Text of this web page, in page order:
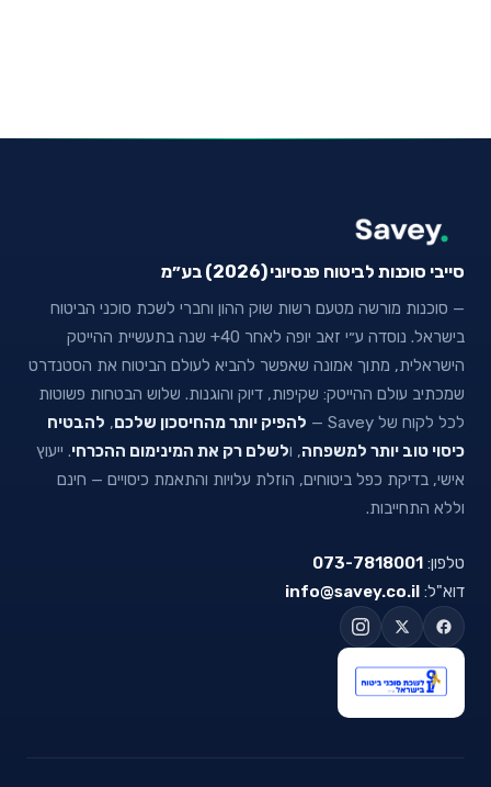
סייבי סוכנות לביטוח פנסיוני (2026) בע״מ
— סוכנות מורשה מטעם רשות שוק ההון וחברי לשכת סוכני הביטוח
בישראל. נוסדה ע״י זאב יופה לאחר 40+ שנה בתעשיית ההייטק
הישראלית, מתוך אמונה שאפשר להביא לעולם הביטוח את הסטנדרט
שמכתיב עולם ההייטק: שקיפות, דיוק והוגנות. שלוש הבטחות פשוטות
לכל לקוח של Savey —
להפיק יותר מהחיסכון שלכם, להבטיח
כיסוי טוב יותר למשפחה, ולשלם רק את המינימום ההכרחי. ייעוץ
אישי, בדיקת כפל ביטוחים, הוזלת עלויות והתאמת כיסויים — חינם
וללא התחייבות.
טלפון: 073-7818001
דוא"ל: info@savey.co.il